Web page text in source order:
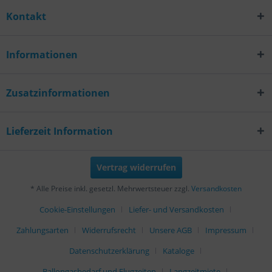
Kontakt
Informationen
Zusatzinformationen
Lieferzeit Information
Vertrag widerrufen
* Alle Preise inkl. gesetzl. Mehrwertsteuer zzgl. Versandkosten
Cookie-Einstellungen
Liefer- und Versandkosten
Zahlungsarten
Widerrufsrecht Unsere AGB
Impressum
Datenschutzerklärung
Kataloge